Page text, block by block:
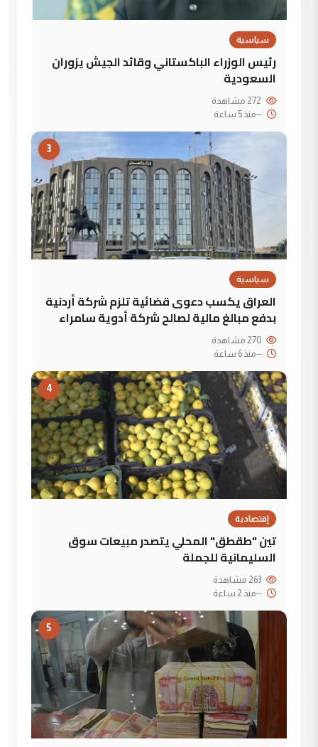
سياسية
رئيس الوزراء الباكستاني وقائد الجيش يزوران
السعودية
--منذ 5 ساعة
3
سياسية
العراق يكسب دعوى قضائية تلزم شركة أردنية
بدفع مبالغ مالية لصالح شركة أدوية سامراء
--منذ 6 ساعة
4
إقتصادية
تين "طقطق" المحلي يتصدر مبيعات سوق
السليمانية للجملة
--منذ 2 ساعة
5